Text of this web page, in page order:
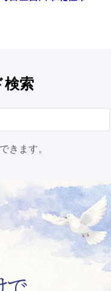
検索
きます。